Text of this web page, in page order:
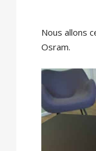
Nous allons
Osram.